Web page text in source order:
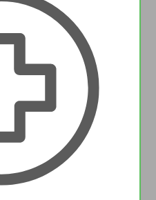
en CDI à temps
suivantes est un
luxembourgeois.
2026